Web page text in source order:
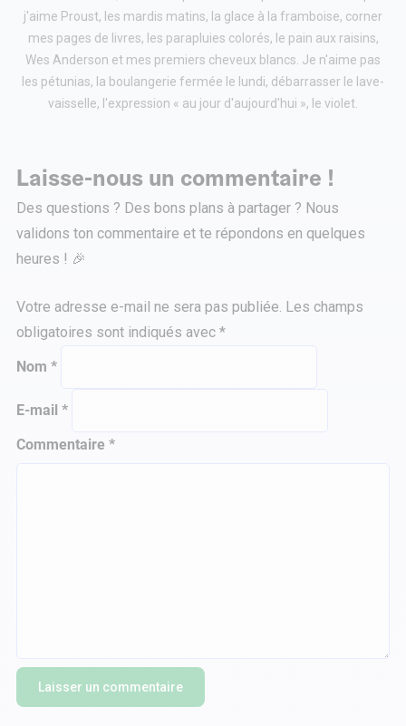
j'aime Proust, les mardis matins, la glace à la framboise, corner
mes pages de livres, les parapluies colorés, le pain aux raisins,
Wes Anderson et mes premiers cheveux blancs. Je n'aime pas
les pétunias, la boulangerie fermée le lundi, débarrasser le lave-
vaisselle, l'expression « au jour d'aujourd'hui », le violet.
Laisse-nous un commentaire !
Des questions ? Des bons plans à partager ? Nous
validons ton commentaire et te répondons en quelques
heures ! 🎉
Votre adresse e-mail ne sera pas publiée. Les champs
obligatoires sont indiqués avec *
Commentaire *
Nom *
E-mail *